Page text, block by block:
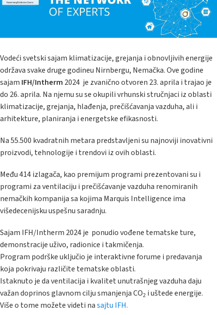
Vodeći svetski sajam klimatizacije, grejanja i obnovljivih energije
održava svake druge godineu Nirnbergu, Nemačka. Ove godine
sajam IFH/Intherm 2024 je zvanično otvoren 23. aprila i trajao je
do 26. aprila. Na njemu su se okupili vrhunski stručnjaci iz oblasti
klimatizacije, grejanja, hlađenja, prečišćavanja vazduha, ali i
arhitekture, planiranja i energetske efikasnosti.
Na 55.500 kvadratnih metara predstavljeni su najnoviji inovativni
proizvodi, tehnologije i trendovi iz ovih oblasti.
Među 414 izlagača, kao premijum programi prezentovani su i
programi za ventilaciju i prečišćavanje vazduha renomiranih
nemačkih kompanija sa kojima Marquis Intelligence ima
višedecenijsku uspešnu saradnju.
Sajam IFH/Intherm 2024 je ponudio vođene tematske ture,
demonstracije uživo, radionice i takmičenja.
Program podrške uključio je interaktivne forume i predavanja
koja pokrivaju različite tematske oblasti.
Istaknuto je da ventilacija i kvalitet unutrašnjeg vazduha daju
važan doprinos glavnom cilju smanjenja CO2 i uštede energije.
Više o tome možete videti nasajtu IFH.